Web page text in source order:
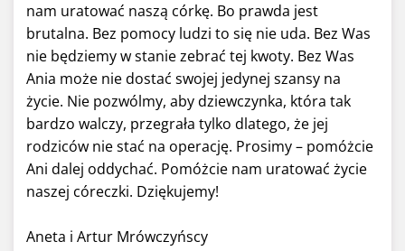
nam uratować naszą córkę. Bo prawda jest
brutalna. Bez pomocy ludzi to się nie uda. Bez Was
nie będziemy w stanie zebrać tej kwoty. Bez Was
Ania może nie dostać swojej jedynej szansy na
życie. Nie pozwólmy, aby dziewczynka, która tak
bardzo walczy, przegrała tylko dlatego, że jej
rodziców nie stać na operację. Prosimy – pomóżcie
Ani dalej oddychać. Pomóżcie nam uratować życie
naszej córeczki. Dziękujemy!
Aneta i Artur Mrówczyńscy